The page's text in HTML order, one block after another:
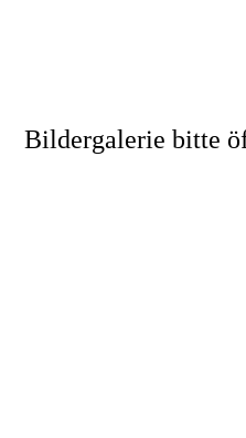
Bildergalerie bitte